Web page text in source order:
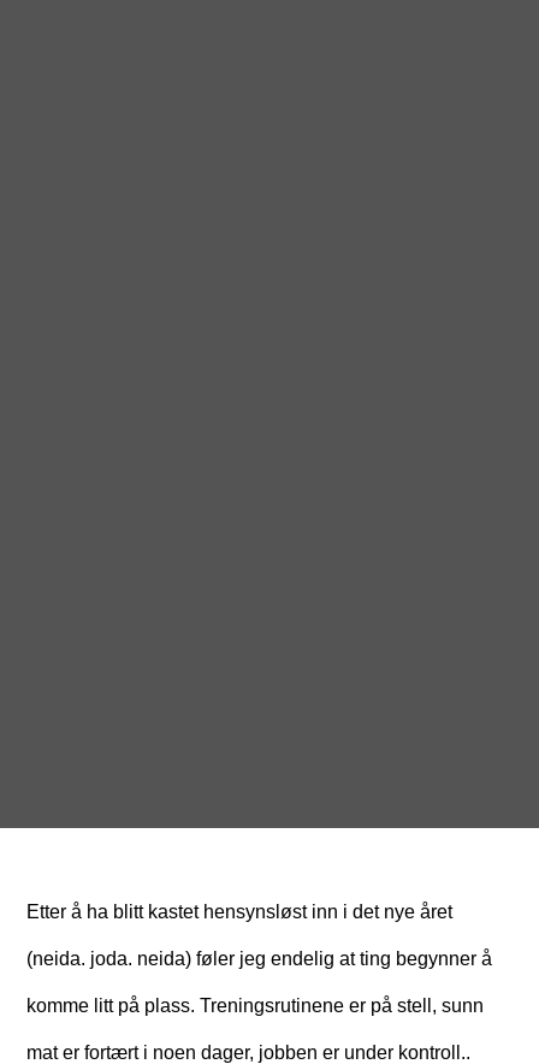
Etter å ha blitt kastet hensynsløst inn i det nye året
(neida. joda. neida) føler jeg endelig at ting begynner å
komme litt på plass. Treningsrutinene er på stell, sunn
mat er fortært i noen dager, jobben er under kontroll..